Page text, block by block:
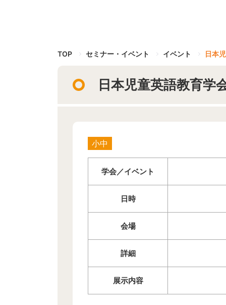
TOP セミナー・イベント イベント 日本
日本児童英語教育学
小中
学会／イベント
日時
会場
詳細
展示内容